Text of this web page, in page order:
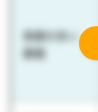
実績の多い
業種